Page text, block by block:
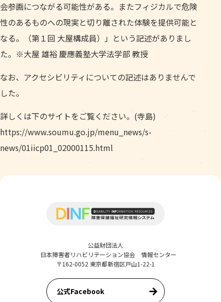
会参画につながる可能性がある。またフィジカルで危険
性のあるものへの現実と切り離された体験を提供可能と
なる。（第１回 大屋構成員）」という記述がありまし
た。※大屋 雄裕 慶應義塾大学法学部 教授
なお、アクセシビリティについての記述はありませんで
した。
詳しくは下のサイトをご覧ください。(寺島)
https://www.soumu.go.jp/menu_news/s-
news/01iicp01_02000115.html
公益財団法人
日本障害者リハビリテーション協会 情報センター
〒162-0052 東京都新宿区戸山1-22-1
公式Facebook